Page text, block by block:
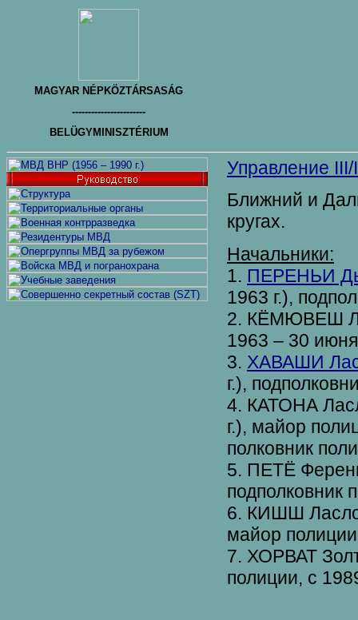
MAGYAR NÉPKÖZTÁRSASÁG
-----------------------
BELÜGYMINISZTÉRIUM
Управление III/
Ближний и
кругах.
Начальники:
1. ПЕРЕНЬИ
1963 г.),
2. КЁМЮВЕШ
1963 – 30
3. ХАВАШИ
г.),
4. КАТОНА
г.), майор
полковник
5. ПЕТЁ
подполковник
6. КИШШ Ласло
майор
7. ХОРВАТ
полиции, с